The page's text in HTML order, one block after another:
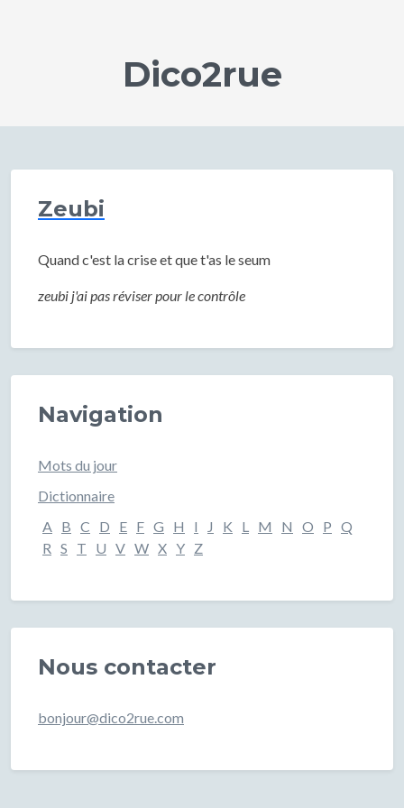
Dico2rue
Zeubi
Quand c'est la crise et que t'as le seum
zeubi j'ai pas réviser pour le contrôle
Navigation
Mots du jour
Dictionnaire
A B C D E F G H I J K L M N O P Q
R S T U V W X Y Z
Nous contacter
bonjour@dico2rue.com